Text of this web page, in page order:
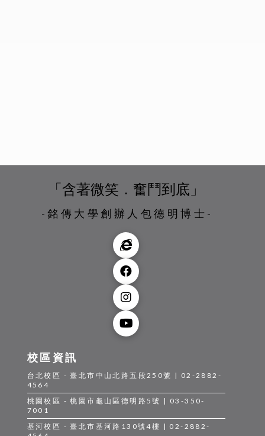
校區資訊
台北校區 - 臺北市中山北路五段250號 | 02-2882-
4564
桃園校區 - 桃園市龜山區德明路5號 | 03-350-
7001
基河校區 - 臺北市基河路130號4樓 | 02-2882-
「含著微笑．奮鬥到底」
-銘傳大學創辦人包德明博士-